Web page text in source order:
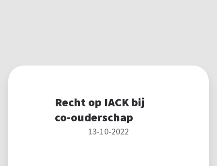
Recht op IACK bij
co-ouderschap
13-10-2022